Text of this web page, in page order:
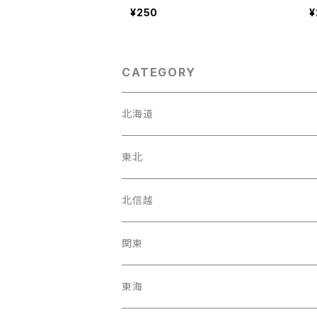
¥250
CATEGORY
北海道
東北
宮城県
岩手県
福島県
北信越
石川県
富山駅
関東
東京都
東海